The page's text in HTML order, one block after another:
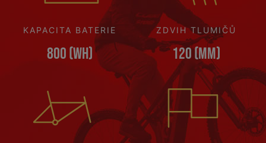
KAPACITA BATERIE
800 (Wh)
ZDVIH TLUMIČŮ
120 (mm)